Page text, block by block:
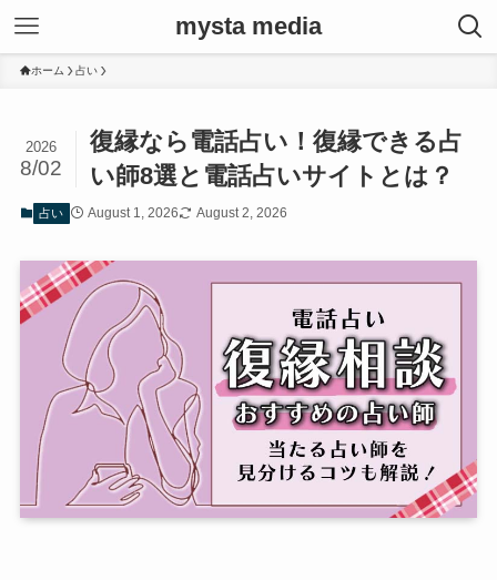
mysta media
ホーム 占い
復縁なら電話占い！復縁できる占
い師8選と電話占いサイトとは？
2026
8/02
占い August 1, 2026 August 2, 2026